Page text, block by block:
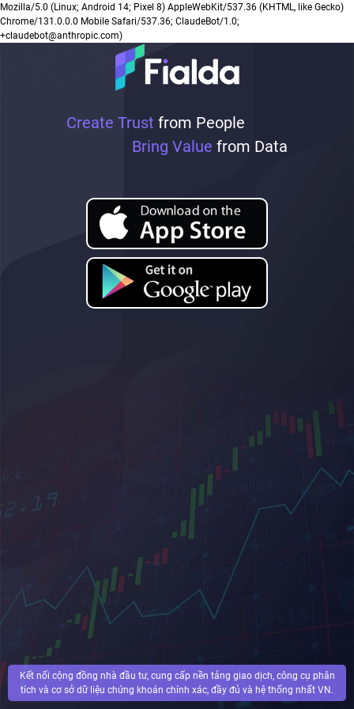
Create Trust from People
Bring Value from Data
Kết nối cộng đồng nhà đầu tư, cung cấp nền tảng giao dịch, công cụ phân
tích và cơ sở dữ liệu chứng khoán chính xác, đầy đủ và hệ thống nhất VN.
Mozilla/5.0 (Linux; Android 14; Pixel 8) AppleWebKit/537.36 (KHTML, like Gecko)
Chrome/131.0.0.0 Mobile Safari/537.36; ClaudeBot/1.0;
+claudebot@anthropic.com)